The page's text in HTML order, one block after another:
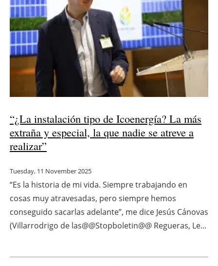
“¿La instalación tipo de Icoenergía? La más
extraña y especial, la que nadie se atreve a
realizar”
Tuesday, 11 November 2025
“Es la historia de mi vida. Siempre trabajando en
cosas muy atravesadas, pero siempre hemos
conseguido sacarlas adelante”, me dice Jesús Cánovas
(Villarrodrigo de las@@Stopboletin@@ Regueras, Le...